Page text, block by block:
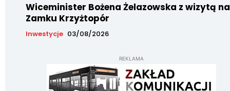
Wiceminister Bożena Żelazowska z wizytą na
Zamku Krzyżtopór
Inwestycje 03/08/2026
REKLAMA